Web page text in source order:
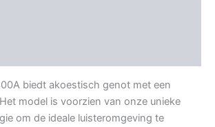
biedt akoestisch genot met een
model is voorzien van onze unieke
om de ideale luisteromgeving te